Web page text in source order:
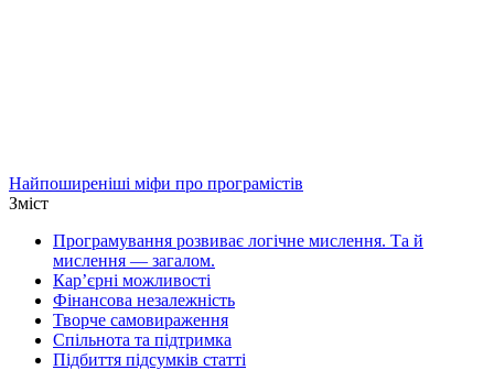
Найпоширеніші міфи про програмістів
Зміст
Програмування розвиває логічне мислення. Та й
мислення — загалом.
Кар’єрні можливості
Фінансова незалежність
Творче самовираження
Спільнота та підтримка
Підбиття підсумків статті